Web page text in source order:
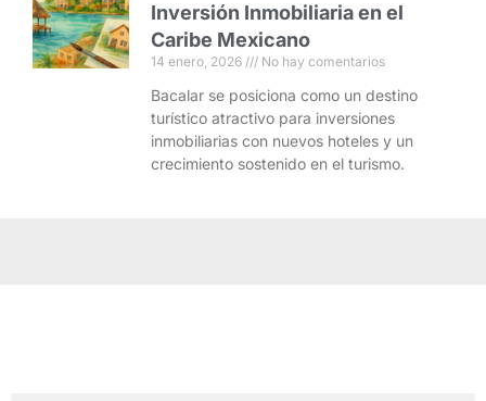
Inversión Inmobiliaria en el
Caribe Mexicano
14 enero, 2026 No hay comentarios
Bacalar se posiciona como un destino
turístico atractivo para inversiones
inmobiliarias con nuevos hoteles y un
crecimiento sostenido en el turismo.